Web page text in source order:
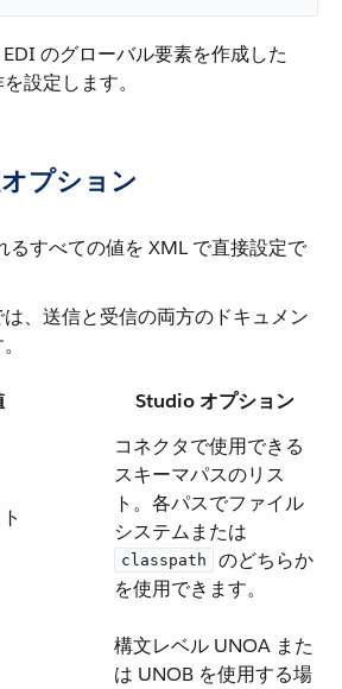
のグローバル要素を作成した
設定します。
プション
すべての値を XML で直接設定で
、送信と受信の両方のドキュメン
Studio オプション
コネクタで使用できる
スキーマパスのリス
ト。各パスでファイル
システムまたは ​
classpath
​ のどちらか
を使用できます。
構文レベル UNOA また
は UNOB を使用する場